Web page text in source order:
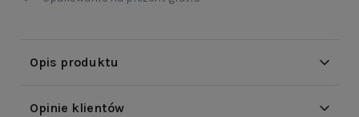
Opis produktu
Opinie klientów